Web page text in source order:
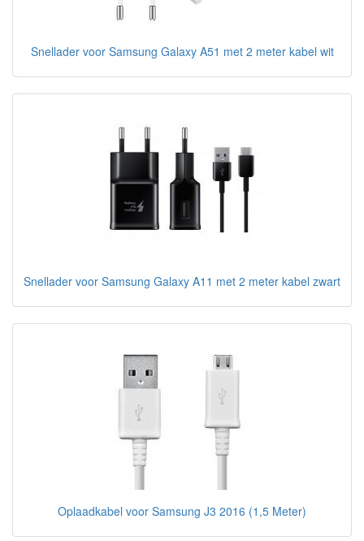
Snellader voor Samsung Galaxy A51 met 2 meter kabel wit
Snellader voor Samsung Galaxy A11 met 2 meter kabel zwart
Oplaadkabel voor Samsung J3 2016 (1,5 Meter)